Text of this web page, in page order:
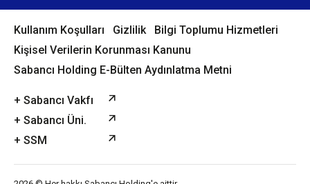
Kullanım Koşulları Gizlilik
Bilgi Toplumu Hizmetleri
Kişisel Verilerin Korunması Kanunu
Sabancı Holding E-Bülten Aydınlatma Metni
+ Sabancı Vakfı
+ Sabancı Üni.
+ SSM